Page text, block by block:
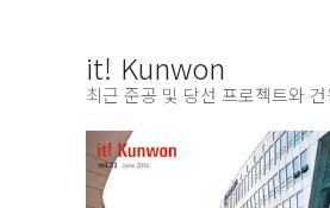
it! Kunwon
최근 준공 및 당선 프로젝트와